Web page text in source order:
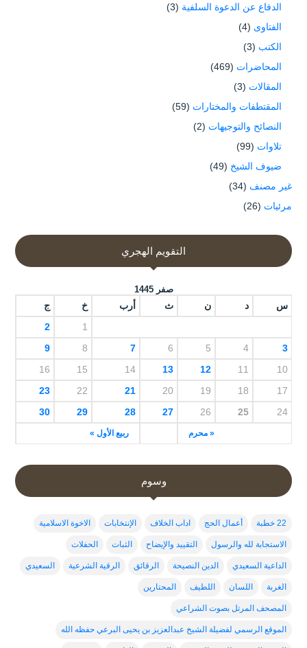
الدفاع عن الدعوة السلفية (3)
الفتاوى (4)
الكتب (3)
المحاضرات (469)
المقالات (3)
المقتطفات والمختارات (59)
النصائح والتوجيهات (2)
تلاوات (99)
ضيوف الشيخ (49)
غير مصنف (34)
مرئيات (26)
التقويم الهجري
صفر 1445
س د ن ث أرب خ ج
« محرم ربيع الأول »
1
2
3
4
5
6
7
8
9
10
11
12
13
14
15
16
17
18
19
20
21
22
23
24
25
26
27
28
29
30
وسوم
22 خطبة أعمال الحج اداب الخلاف الإنتخابات الاخوة الاسلامية
الاستجابة لله والرسول التقييد والإيضاح الثبات الحفلات
الداعية السعيدي الدين النصيحة الرقائق الرقية الشرعية السعيدي
الغربة اللسان اللطيف المحتارين
المصحف المرتل بصوت الشراعي
الموقع الرسمي لفضيلة الشيخ عبدالعزيز بن يحيى البرعي حفظه الله